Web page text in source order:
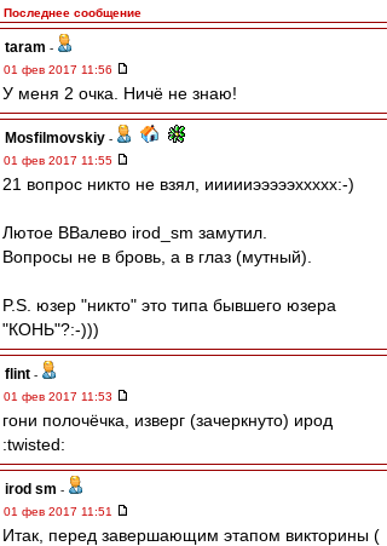
Последнее сообщение
taram -
01 фев 2017 11:56
У меня 2 очка. Ничё не знаю!
Mosfilmovskiy -
01 фев 2017 11:55
21 вопрос никто не взял, иииииэээээххххх:-)
Лютое ВВалево irod_sm замутил.
Вопросы не в бровь, а в глаз (мутный).
P.S. юзер "никто" это типа бывшего юзера
"КОНЬ"?:-)))
flint -
01 фев 2017 11:53
гони полочёчка, изверг (зачеркнуто) ирод
:twisted:
irod sm -
01 фев 2017 11:51
Итак, перед завершающим этапом викторины (